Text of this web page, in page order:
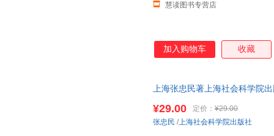
慧读图书专营店
加入购物车 收藏
上海张忠民著上海社会科学院
¥29.00 定价： ¥29.00
张忠民 /上海社会科学院出版社